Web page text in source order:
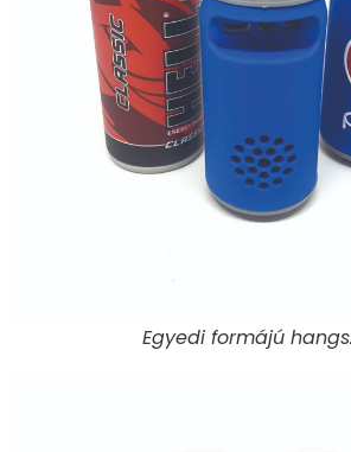
Egyedi formájú